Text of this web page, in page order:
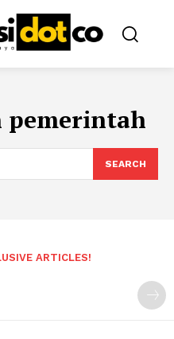
pemerintah
SEARCH
ARTICLES!